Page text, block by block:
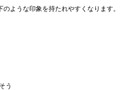
ような印象を持たれやすくなります。
う